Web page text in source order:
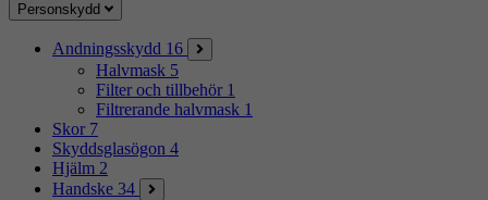
Personskydd
Andningsskydd 16
Halvmask 5
Filter och tillbehör 1
Filtrerande halvmask 1
Skor 7
Skyddsglasögon 4
Hjälm 2
Handske 34